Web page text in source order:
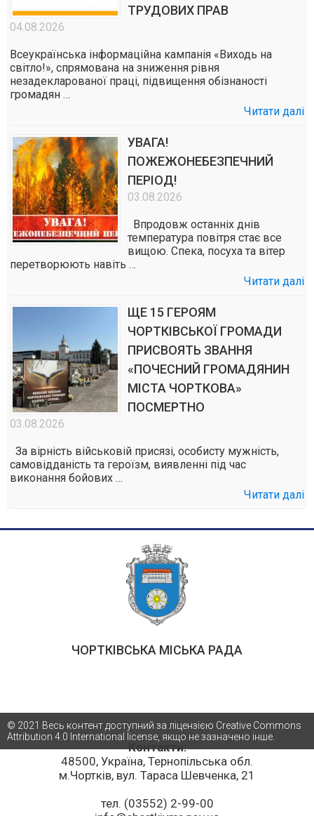
ТРУДОВИХ ПРАВ
04.08.2026
Всеукраїнська інформаційна кампанія «Виходь на
світло!», спрямована на зниження рівня
незадекларованої праці, підвищення обізнаності
громадян …
Читати далі
УВАГА!
ПОЖЕЖОНЕБЕЗПЕЧНИЙ
ПЕРІОД!
03.08.2026
Впродовж останніх днів
температура повітря стає все
вищою. Спека, посуха та вітер
перетворюють навіть …
Читати далі
ЩЕ 15 ГЕРОЯМ
ЧОРТКІВСЬКОЇ ГРОМАДИ
ПРИСВОЯТЬ ЗВАННЯ
«ПОЧЕСНИЙ ГРОМАДЯНИН
МІСТА ЧОРТКОВА»
ПОСМЕРТНО
03.08.2026
За вірність військовій присязі, особисту мужність,
самовідданість та героїзм, виявленні під час
виконання бойових …
Читати далі
ЧОРТКІВСЬКА МІСЬКА РАДА
Контакти:
48500, Україна, Тернопільська обл.
м.Чортків, вул. Тараса Шевченка, 21
тел. (03552) 2-99-00
© 2021 Весь контент доступний за ліцензією Creative Commons
Attribution 4.0 International license, якщо не зазначено інше.